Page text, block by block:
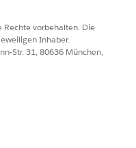
vorbehalten. Die
Inhaber.
Str. 31, 80636 München,